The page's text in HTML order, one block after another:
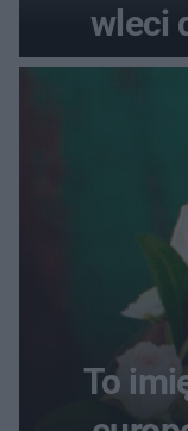
wleci
To